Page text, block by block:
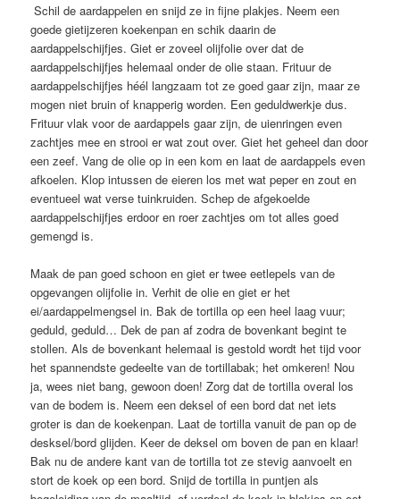
Schil de aardappelen en snijd ze in fijne plakjes. Neem een
goede gietijzeren koekenpan en schik daarin de
aardappelschijfjes. Giet er zoveel olijfolie over dat de
aardappelschijfjes helemaal onder de olie staan. Frituur de
aardappelschijfjes héél langzaam tot ze goed gaar zijn, maar ze
mogen niet bruin of knapperig worden. Een geduldwerkje dus.
Frituur vlak voor de aardappels gaar zijn, de uienringen even
zachtjes mee en strooi er wat zout over. Giet het geheel dan door
een zeef. Vang de olie op in een kom en laat de aardappels even
afkoelen. Klop intussen de eieren los met wat peper en zout en
eventueel wat verse tuinkruiden. Schep de afgekoelde
aardappelschijfjes erdoor en roer zachtjes om tot alles goed
gemengd is.
Maak de pan goed schoon en giet er twee eetlepels van de
opgevangen olijfolie in. Verhit de olie en giet er het
ei/aardappelmengsel in. Bak de tortilla op een heel laag vuur;
geduld, geduld… Dek de pan af zodra de bovenkant begint te
stollen. Als de bovenkant helemaal is gestold wordt het tijd voor
het spannendste gedeelte van de tortillabak; het omkeren! Nou
ja, wees niet bang, gewoon doen! Zorg dat de tortilla overal los
van de bodem is. Neem een deksel of een bord dat net iets
groter is dan de koekenpan. Laat de tortilla vanuit de pan op de
desksel/bord glijden. Keer de deksel om boven de pan en klaar!
Bak nu de andere kant van de tortilla tot ze stevig aanvoelt en
stort de koek op een bord. Snijd de tortilla in puntjen als